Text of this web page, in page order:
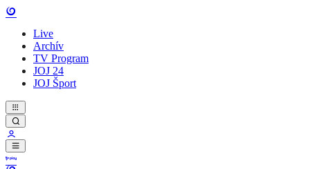
Live
Archív
TV Program
JOJ 24
JOJ Šport